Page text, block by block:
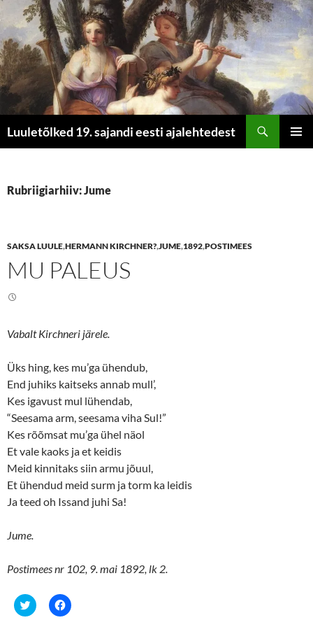
Luuletõlked 19. sajandi eesti ajalehtedest
Rubriigiarhiiv: Jume
SAKSA LUULE,HERMANN KIRCHNER?,JUME,1892,POSTIMEES
MU PALEUS
Vabalt Kirchneri järele.
Üks hing, kes mu’ga ühendub,
End juhiks kaitseks annab mull’,
Kes igavust mul lühendab,
“Seesama arm, seesama viha Sul!”
Kes rõõmsat mu’ga ühel näol
Et vale kaoks ja et keidis
Meid kinnitaks siin armu jõuul,
Et ühendud meid surm ja torm ka leidis
Ja teed oh Issand juhi Sa!
Jume.
Postimees nr 102, 9. mai 1892, lk 2.
C
l
C
l